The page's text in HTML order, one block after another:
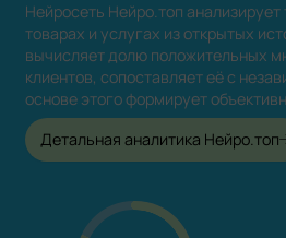
Нейросеть Нейро.топ
товарах и услугах из открытых
вычисляет долю положительных
клиентов, сопоставляет её с
основе этого формирует
Детальная аналитика Нейро.топ